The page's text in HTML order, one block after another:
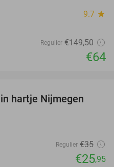
9.7 star
Regulier €149,50
€64
26%
hartje Nijmegen
Regulier €35
€25,95